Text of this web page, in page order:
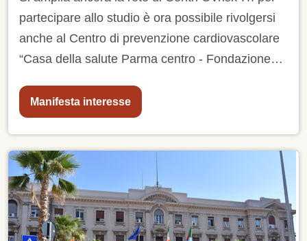
partecipare allo studio è ora possibile rivolgersi
anche al Centro di prevenzione cardiovascolare
“Casa della salute Parma centro - Fondazione
Manifesta interesse